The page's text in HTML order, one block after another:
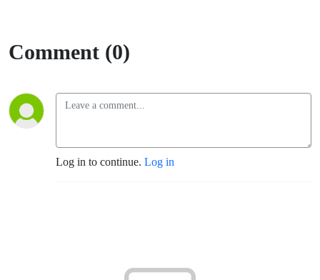
Comment (0)
Log in to continue. Log in